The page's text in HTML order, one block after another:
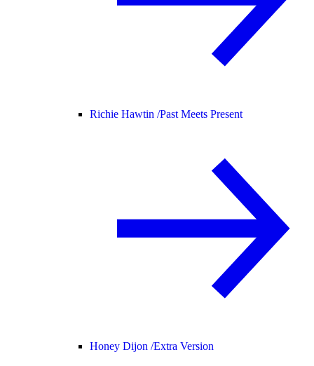
Richie Hawtin /Past Meets Present
Honey Dijon /Extra Version